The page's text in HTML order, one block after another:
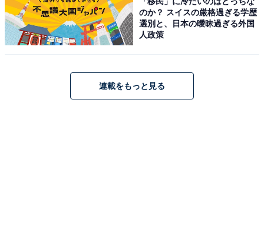
ーの客室が自慢のリゾートホテルです。島内唯一の温泉
「金印の湯」では、露天風呂から海や夕日の絶景を楽し
めます。食事は新鮮な魚介類をたっぷり味わえる「ふく
旬の味覚を存分に堪能できる施設です。
のか？ スイスの厳格過ぎる学歴
選別と、日本の曖昧過ぎる外国
人政策
連載をもっと見る